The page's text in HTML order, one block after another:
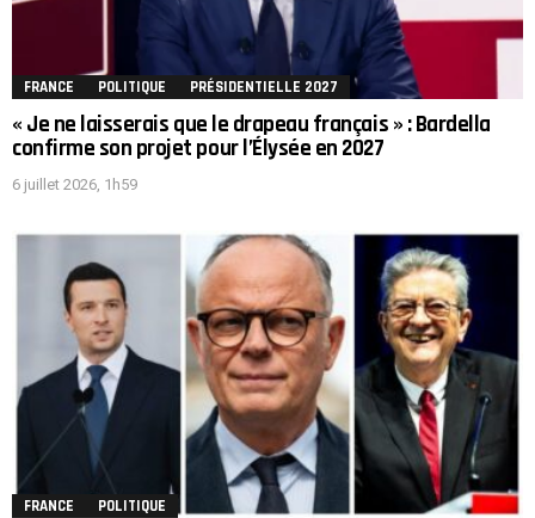
FRANCE POLITIQUE PRÉSIDENTIELLE 2027
« Je ne laisserais que le drapeau français » : Bardella
confirme son projet pour l’Élysée en 2027
6 juillet 2026, 1h59
FRANCE POLITIQUE